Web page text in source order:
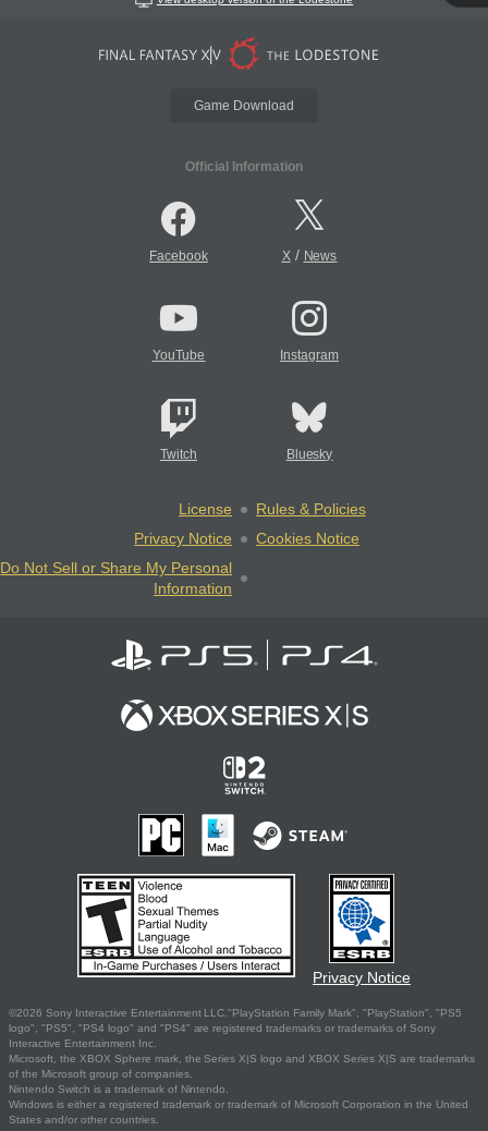
Game Download
Official Information
Facebook X/ News
YouTube Instagram
Twitch Bluesky
License
Rules & Policies
Privacy Notice
Cookies Notice
Do Not Sell or Share My Personal
Information
Privacy Notice
©2026 Sony Interactive Entertainment LLC."PlayStation Family Mark", "PlayStation", "PS5
logo", "PS5", "PS4 logo" and "PS4" are registered trademarks or trademarks of Sony
Interactive Entertainment Inc.
Microsoft, the XBOX Sphere mark, the Series X|S logo and XBOX Series X|S are trademarks
of the Microsoft group of companies.
Nintendo Switch is a trademark of Nintendo.
Windows is either a registered trademark or trademark of Microsoft Corporation in the United
States and/or other countries.